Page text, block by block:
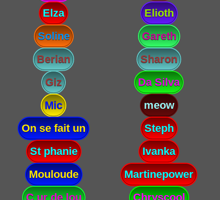
Elza
Elioth
Soline
Gareth
Berian
Sharon
Giz
Da Silva
Mic
meow
On se fait un
Steph
St phanie
Ivanka
Mouloude
Martinepower
C ur de lou
Chryscool